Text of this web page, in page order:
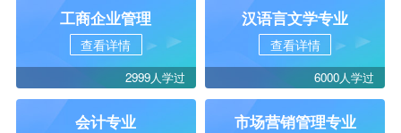
工商企业管理
查看详情
2999人学过
汉语言文学专业
查看详情
6000人学过
会计专业 市场营销管理专业